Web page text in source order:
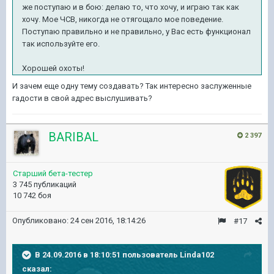
же поступаю и в бою: делаю то, что хочу, и играю так как
хочу. Мое ЧСВ, никогда не отягощало мое поведение.
Поступаю правильно и не правильно, у Вас есть функционал
так используйте его.
Хорошей охоты!
И зачем еще одну тему создавать? Так интересно заслуженные
гадости в свой адрес выслушивать?
2 397
BARIBAL
Старший бета-тестер
3 745 публикаций
10 742 боя
#17
Опубликовано: 24 сен 2016, 18:14:26
В 24.09.2016 в 18:10:51 пользователь Linda102
сказал: